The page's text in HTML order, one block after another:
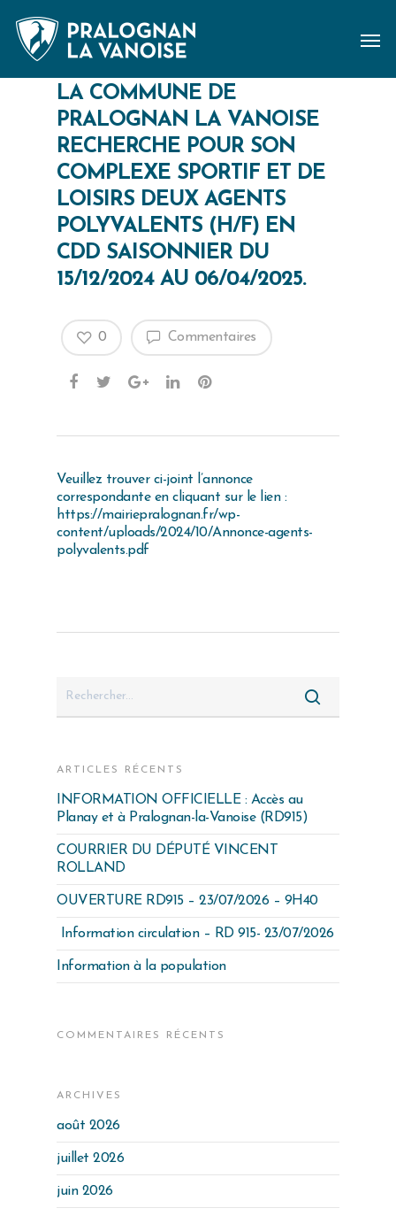
LA COMMUNE DE
PRALOGNAN LA VANOISE
RECHERCHE POUR SON
COMPLEXE SPORTIF ET DE
LOISIRS DEUX AGENTS
POLYVALENTS (H/F) EN
CDD SAISONNIER DU
15/12/2024 AU 06/04/2025.
Commentaires
0
Veuillez trouver ci-joint l’annonce
correspondante en cliquant sur le lien :
https://mairiepralognan.fr/wp-
content/uploads/2024/10/Annonce-agents-
polyvalents.pdf
ARTICLES RÉCENTS
INFORMATION OFFICIELLE : Accès au
Planay et à Pralognan-la-Vanoise (RD915)
COURRIER DU DÉPUTÉ VINCENT
ROLLAND
OUVERTURE RD915 – 23/07/2026 – 9H40
Information circulation – RD 915- 23/07/2026
Information à la population
COMMENTAIRES RÉCENTS
ARCHIVES
août 2026
juillet 2026
juin 2026